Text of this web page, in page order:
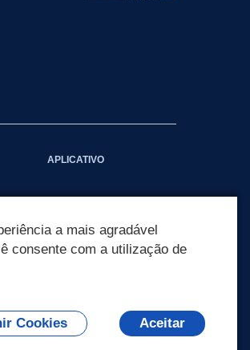
APLICATIVO
a mais agradável
consente com a utilização de
Cookies Aceitar